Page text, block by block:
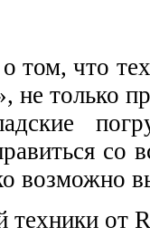
том, что
только
со
возможно
техники от